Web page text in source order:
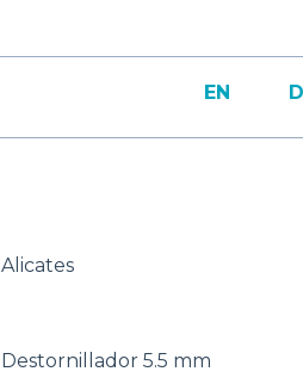
EN
Alicates
Destornillador 5.5 mm